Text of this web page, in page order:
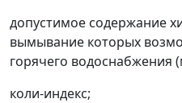
допустимое содержание
вымывание которых
горячего водоснабжения
коли-индекс;